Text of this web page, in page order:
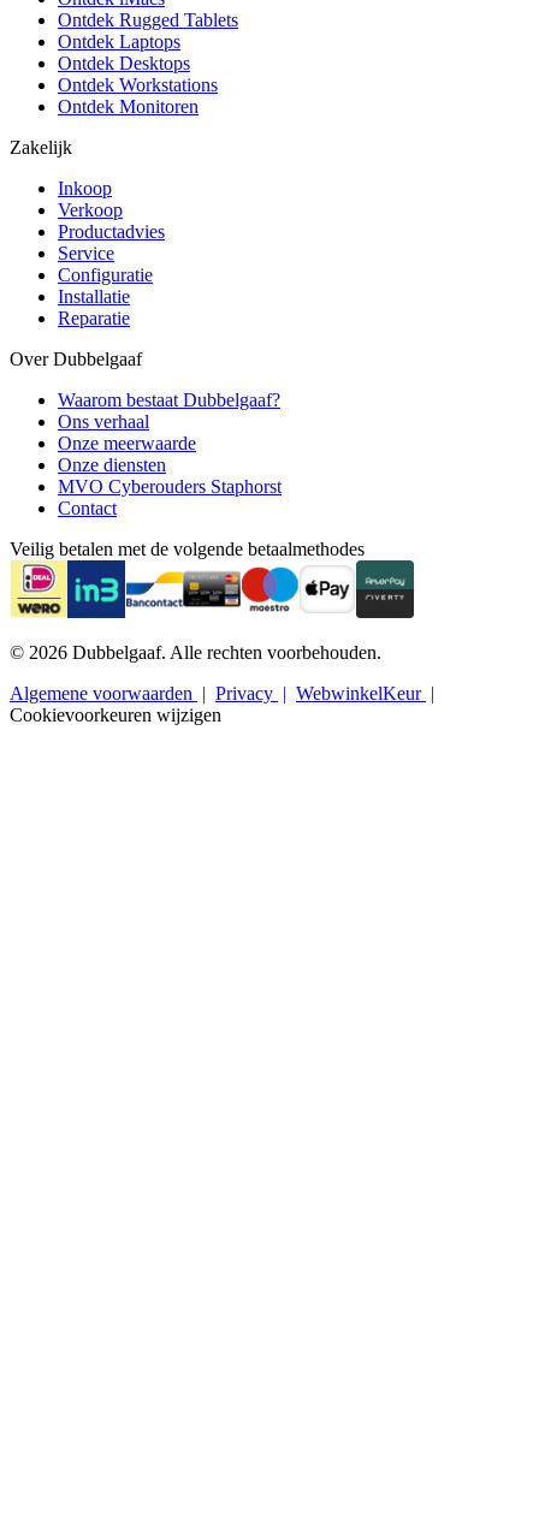
Ontdek Rugged Tablets
Ontdek Laptops
Ontdek Desktops
Ontdek Workstations
Ontdek Monitoren
Zakelijk
Inkoop
Verkoop
Productadvies
Service
Configuratie
Installatie
Reparatie
Over Dubbelgaaf
Waarom bestaat Dubbelgaaf?
Ons verhaal
Onze meerwaarde
Onze diensten
MVO Cyberouders Staphorst
Contact
Veilig betalen met de volgende betaalmethodes
© 2026 Dubbelgaaf. Alle rechten voorbehouden.
Algemene voorwaarden
Privacy
WebwinkelKeur
Cookievoorkeuren wijzigen